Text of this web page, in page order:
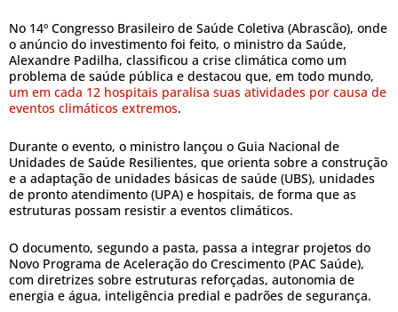
No 14º Congresso Brasileiro de Saúde Coletiva (Abrascão), onde
o anúncio do investimento foi feito, o ministro da Saúde,
Alexandre Padilha, classificou a crise climática como um
problema de saúde pública e destacou que, em todo mundo,
um em cada 12 hospitais paralisa suas atividades por causa de
eventos climáticos extremos.
Durante o evento, o ministro lançou o Guia Nacional de
Unidades de Saúde Resilientes, que orienta sobre a construção
e a adaptação de unidades básicas de saúde (UBS), unidades
de pronto atendimento (UPA) e hospitais, de forma que as
estruturas possam resistir a eventos climáticos.
O documento, segundo a pasta, passa a integrar projetos do
Novo Programa de Aceleração do Crescimento (PAC Saúde),
com diretrizes sobre estruturas reforçadas, autonomia de
energia e água, inteligência predial e padrões de segurança.